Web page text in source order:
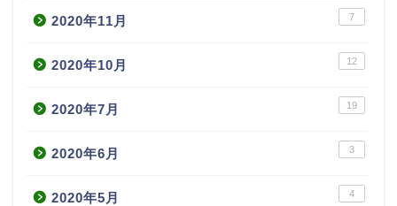
2020年11月 7
2020年10月 12
2020年7月 19
2020年6月 3
2020年5月 4